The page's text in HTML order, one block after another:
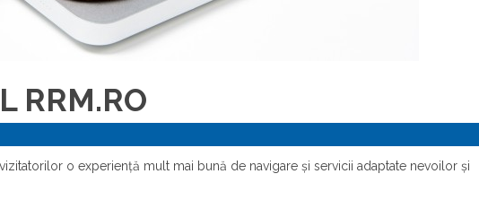
RRM.RO
o experiență mult mai bună de navigare și servicii adaptate nevoilor și